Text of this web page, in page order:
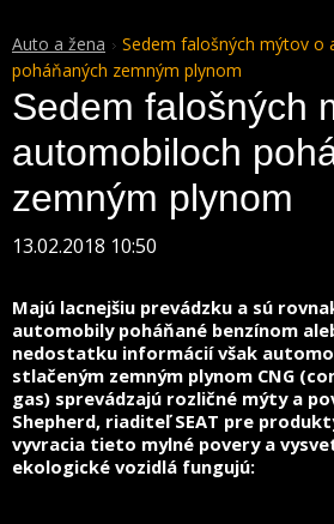
Auto a žena
Sedem falošných mýtov o
poháňaných zemným plynom
Sedem falošných
automobiloch
zemným plynom
13.02.2018 10:50
Majú lacnejšiu prevádzku a sú
automobily poháňané benzínom
nedostatku informácií však
stlačeným zemným plynom CNG
gas) sprevádzajú rozličné mýty a
Shepherd, riaditeľ SEAT pre
vyvracia tieto mylné povery a
ekologické vozidlá fungujú: